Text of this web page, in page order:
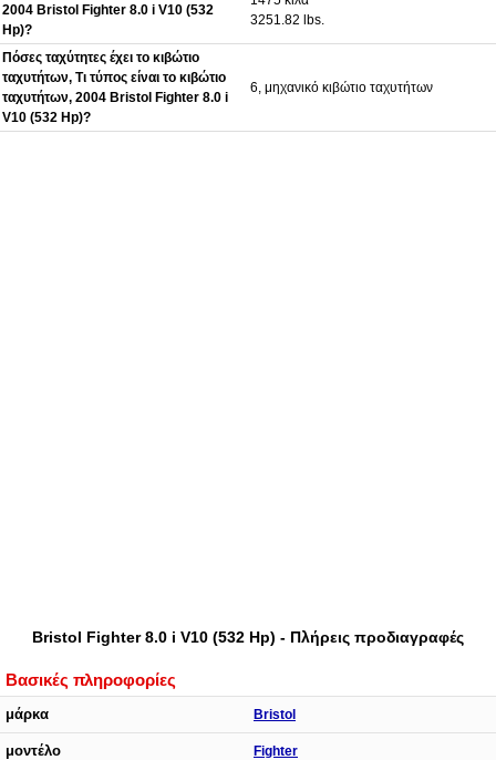
2004 Bristol Fighter 8.0 i V10 (532
Hp)?
3251.82 lbs.
Πόσες ταχύτητες έχει το κιβώτιο
ταχυτήτων, Τι τύπος είναι το κιβώτιο
ταχυτήτων, 2004 Bristol Fighter 8.0 i
V10 (532 Hp)?
6, μηχανικό κιβώτιο ταχυτήτων
Bristol Fighter 8.0 i V10 (532 Hp) - Πλήρεις προδιαγραφές
Βασικές πληροφορίες
μάρκα Bristol
μοντέλο Fighter